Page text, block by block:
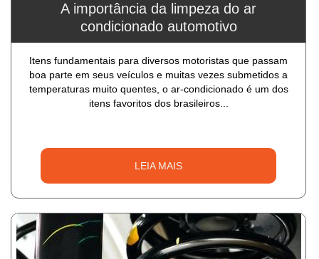
A importância da limpeza do ar
condicionado automotivo
Itens fundamentais para diversos motoristas que passam
boa parte em seus veículos e muitas vezes submetidos a
temperaturas muito quentes, o ar-condicionado é um dos
itens favoritos dos brasileiros...
LEIA MAIS